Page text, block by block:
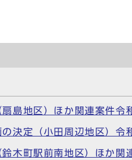
扇島地区）ほか関連案件
の決定（小田周辺地区）
鈴木町駅前南地区）ほか